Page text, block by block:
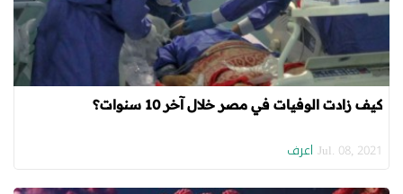
كيف زادت الوفيات في مصر خلال آخر 10 سنوات؟
Jul. 08, 2021 اعرف